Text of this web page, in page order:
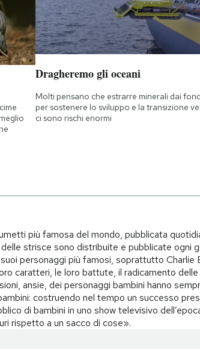
Dragheremo gli oceani
Molti pensano che estrarre minerali dai
per sostenere lo sviluppo e la transizione
ci sono rischi enormi
più famosa del mondo, pubblicata
strisce sono distribuite e pubblicate ogni
personaggi più famosi, soprattutto
caratteri, le loro battute, il radicamento
ansie, dei personaggi bambini hanno
costruendo nel tempo un successo
di bambini in uno show televisivo
rispetto a un sacco di cose».